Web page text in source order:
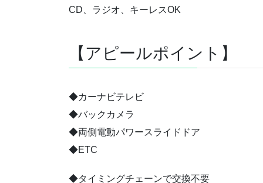
CD、ラジオ、キーレスOK
【アピールポイント】
◆カーナビテレビ
◆バックカメラ
◆両側電動パワースライドドア
◆ETC
◆タイミングチェーンで交換不要